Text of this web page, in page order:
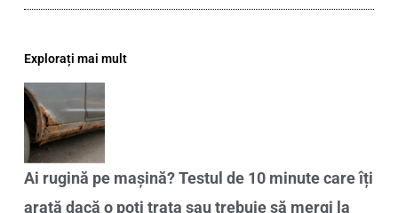
Explorați mai mult
Ai rugină pe mașină? Testul de 10 minute care îți
arată dacă o poți trata sau trebuie să mergi la